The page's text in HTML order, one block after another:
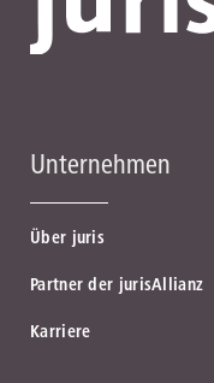
Unternehmen
Über juris
Partner der jurisAllianz
Karriere